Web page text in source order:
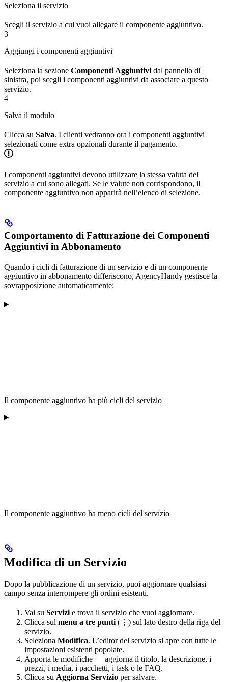
Seleziona il servizio
Scegli il servizio a cui vuoi allegare il componente aggiuntivo.
3
Aggiungi i componenti aggiuntivi
Seleziona la sezione Componenti Aggiuntivi dal pannello di
sinistra, poi scegli i componenti aggiuntivi da associare a questo
servizio.
4
Salva il modulo
Clicca su Salva. I clienti vedranno ora i componenti aggiuntivi
selezionati come extra opzionali durante il pagamento.
I componenti aggiuntivi devono utilizzare la stessa valuta del
servizio a cui sono allegati. Se le valute non corrispondono, il
componente aggiuntivo non apparirà nell’elenco di selezione.
Comportamento di Fatturazione dei Componenti
Aggiuntivi in Abbonamento
Quando i cicli di fatturazione di un servizio e di un componente
aggiuntivo in abbonamento differiscono, AgencyHandy gestisce la
sovrapposizione automaticamente:
Il componente aggiuntivo ha più cicli del servizio
Il componente aggiuntivo ha meno cicli del servizio
Modifica di un Servizio
Dopo la pubblicazione di un servizio, puoi aggiornare qualsiasi
campo senza interrompere gli ordini esistenti.
Vai su Servizi e trova il servizio che vuoi aggiornare.
Clicca sul menu a tre punti (⋮) sul lato destro della riga del
servizio.
Seleziona Modifica. L’editor del servizio si apre con tutte le
impostazioni esistenti popolate.
Apporta le modifiche — aggiorna il titolo, la descrizione, i
prezzi, i media, i pacchetti, i task o le FAQ.
Clicca su Aggiorna Servizio per salvare.